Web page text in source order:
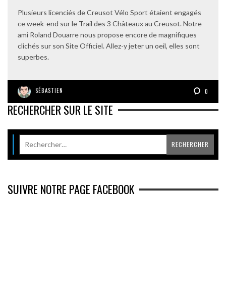
Plusieurs licenciés de Creusot Vélo Sport étaient engagés
ce week-end sur le Trail des 3 Châteaux au Creusot. Notre
ami Roland Douarre nous propose encore de magnifiques
clichés sur son Site Officiel. Allez-y jeter un oeil, elles sont
superbes.
SÉBASTIEN 0
RECHERCHER SUR LE SITE
SUIVRE NOTRE PAGE FACEBOOK